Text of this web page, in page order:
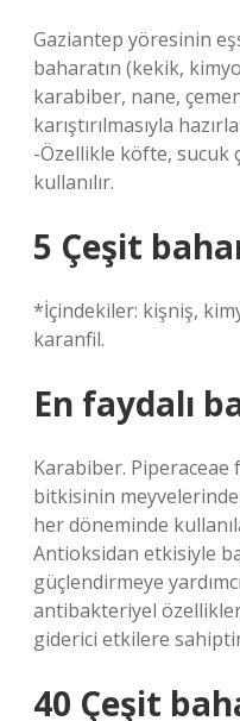
Gaziantep yöresinin
baharatın (kekik,
karabiber, nane,
karıştırılmasıyla
-Özellikle köfte, sucuk
kullanılır.
5 Çeşit
*İçindekiler: kişniş,
karanfil.
En faydalı
Karabiber. Piperaceae
bitkisinin
her döneminde
Antioksidan etkisiyle
güçlendirmeye
antibakteriyel
giderici etkilere
40 Çeşit